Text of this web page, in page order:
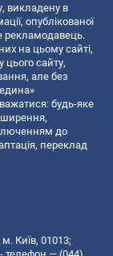
викладену в
опублікованої
рекламодавець.
на цьому сайті,
цього сайту,
але без
будь-яке
до
переклад
Київ, 01013;